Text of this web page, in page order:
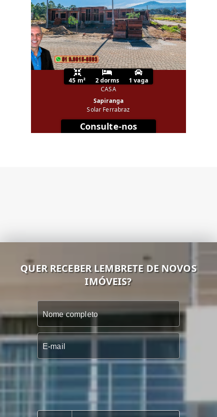
45 m² 2 dorms
1 vaga
CASA
Sapiranga
Solar Ferrabraz
Consulte-nos
QUER RECEBER LEMBRETE DE NOVOS
IMÓVEIS?